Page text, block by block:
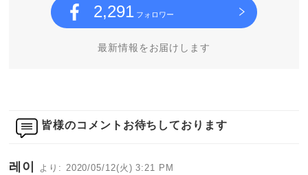
2,291 フォロワー
最新情報をお届けします
皆様のコメントお待ちしております
레이 より: 2020/05/12(火) 3:21 PM